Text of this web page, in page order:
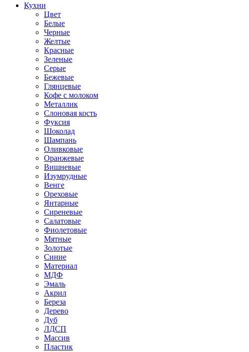
Кухни
Цвет
Белые
Черные
Желтые
Красные
Зеленые
Серые
Бежевые
Глянцевые
Кофе с молоком
Металлик
Слоновая кость
Фуксия
Шоколад
Шампань
Оливковые
Оранжевые
Вишневые
Изумрудные
Венге
Ореховые
Янтарные
Сиреневые
Салатовые
Фиолетовые
Мятные
Золотые
Синие
Материал
МДФ
Эмаль
Акрил
Береза
Дерево
Дуб
ЛДСП
Массив
Пластик